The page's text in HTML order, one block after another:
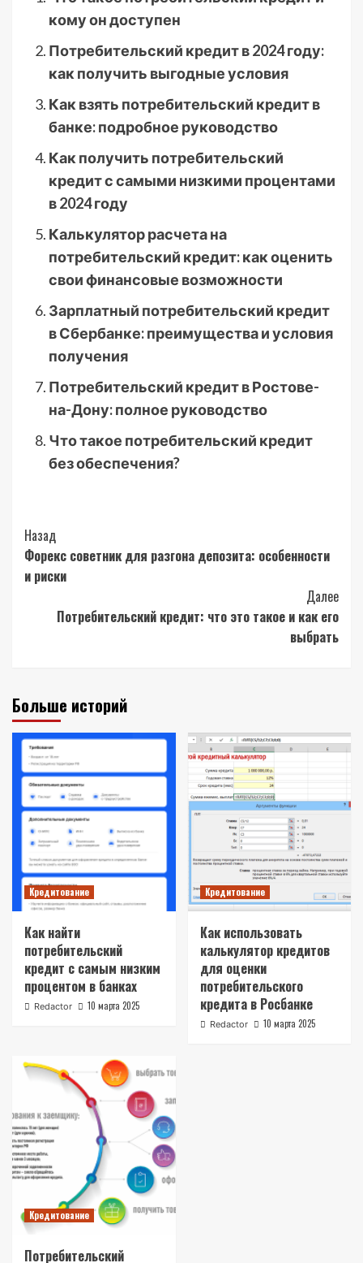
кому он доступен
Потребительский кредит в 2024 году:
как получить выгодные условия
Как взять потребительский кредит в
банке: подробное руководство
Как получить потребительский
кредит с самыми низкими процентами
в 2024 году
Калькулятор расчета на
потребительский кредит: как оценить
свои финансовые возможности
Зарплатный потребительский кредит
в Сбербанке: преимущества и условия
получения
Потребительский кредит в Ростове-
на-Дону: полное руководство
Что такое потребительский кредит
без обеспечения?
Post
Navigation
Назад
Форекс советник для разгона депозита: особенности
и риски
Далее
Потребительский кредит: что это такое и как его
выбрать
Больше историй
Кредитование
Как найти
потребительский
кредит с самым низким
процентом в банках
Redactor 10 марта 2025
Кредитование
Как использовать
калькулятор кредитов
для оценки
потребительского
кредита в Росбанке
Redactor 10 марта 2025
Кредитование
Потребительский